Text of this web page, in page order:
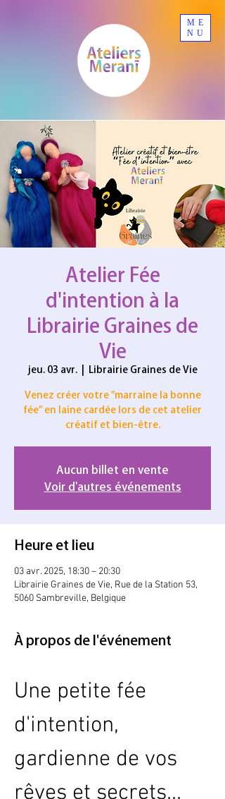
ME
NU
Atelier Fée
d'intention à la
Librairie Graines de
Vie
jeu. 03 avr.
  |
Librairie Graines de Vie
Venez créer votre "marraine la bonne
fée" en laine cardée lors de cet atelier
créatif et bien-être.
Aucun billet en vente
Voir d'autres événements
Heure et lieu
03 avr. 2025, 18:30 – 20:30
Librairie Graines de Vie, Rue de la Station 53,
5060 Sambreville, Belgique
À propos de l'événement
Une petite fée
d'intention,
gardienne de vos
rêves et secrets...